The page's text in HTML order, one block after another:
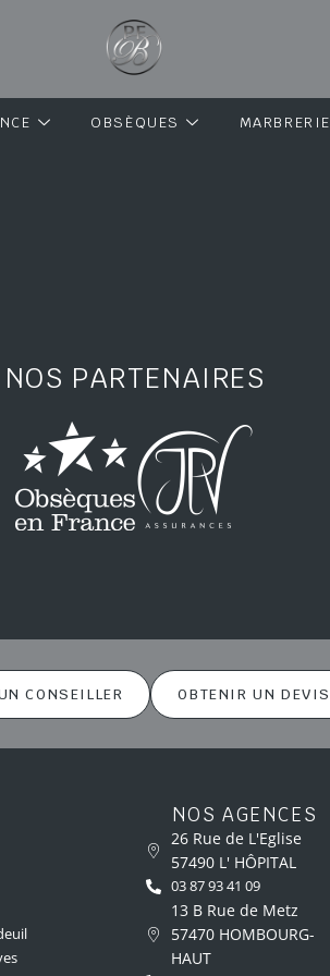
OBSÈQUES MARBRERIE
NOS PARTENAIRES
CONSEILLER OBTENIR UN DEVIS
NOS AGENCES
26 Rue de L'Eglise
57490 L' HÔPITAL
03 87 93 41 09
13 B Rue de Metz
57470 HOMBOURG-
HAUT